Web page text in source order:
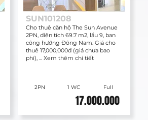
Cho thuê căn hộ The Sun Avenue
2PN, diện tích 69.7 m2, lầu 9, ban
công hướng Đông Nam. Giá cho
thuê 17,000,000đ (giá chưa bao
phí), ... Xem thêm chi tiết
SUN101208
2PN 1 WC Full
17.000.000